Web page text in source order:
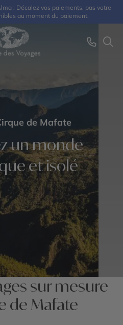
: Décalez vos paiements, pas votre
au moment du paiement.
de Mafate
un monde
et isolé
sur mesure
de Mafate